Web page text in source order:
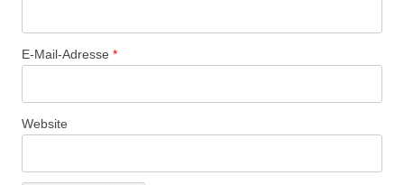
E-Mail-Adresse *
Website